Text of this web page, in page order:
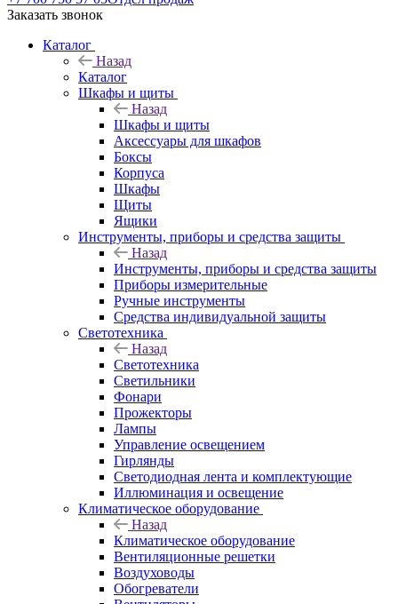
Заказать звонок
Каталог
Назад
Каталог
Шкафы и щиты
Назад
Шкафы и щиты
Аксессуары для шкафов
Боксы
Корпуса
Шкафы
Щиты
Ящики
Инструменты, приборы и средства защиты
Назад
Инструменты, приборы и средства защиты
Приборы измерительные
Ручные инструменты
Средства индивидуальной защиты
Светотехника
Назад
Светотехника
Светильники
Фонари
Прожекторы
Лампы
Управление освещением
Гирлянды
Светодиодная лента и комплектующие
Иллюминация и освещение
Климатическое оборудование
Назад
Климатическое оборудование
Вентиляционные решетки
Воздуховоды
Обогреватели